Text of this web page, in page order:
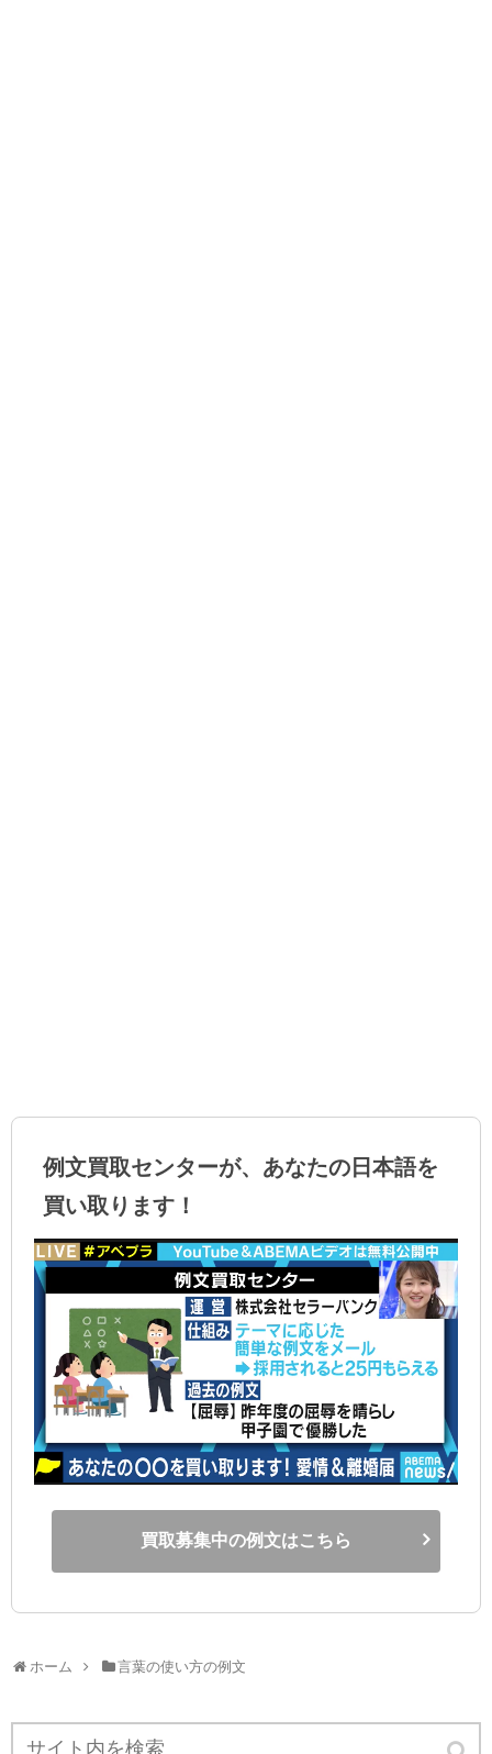
例文買取センターが、あなたの日本語を
買い取ります！
買取募集中の例文はこちら
ホーム 言葉の使い方の例文